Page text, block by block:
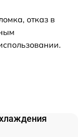
отказ в